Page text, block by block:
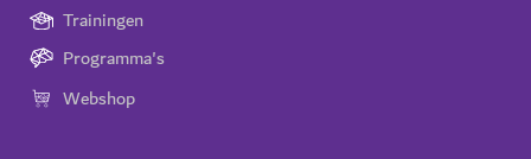
Trainingen
Programma's
Webshop